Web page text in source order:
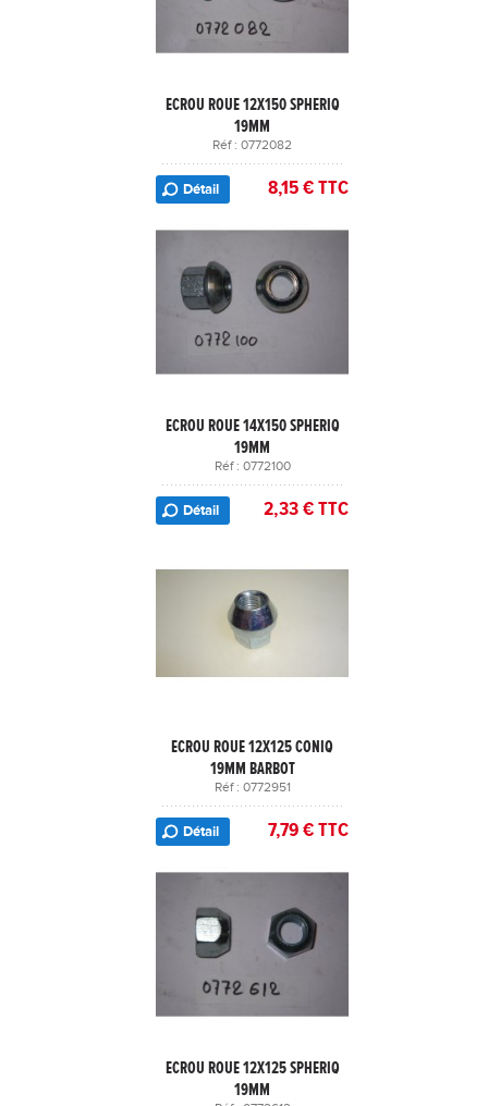
ECROU ROUE 12X150 SPHERIQ
19MM
Réf : 0772082
Détail 8,15 € TTC
ECROU ROUE 14X150 SPHERIQ
19MM
Réf : 0772100
Détail 2,33 € TTC
ECROU ROUE 12X125 CONIQ
19MM BARBOT
Réf : 0772951
Détail 7,79 € TTC
ECROU ROUE 12X125 SPHERIQ
19MM